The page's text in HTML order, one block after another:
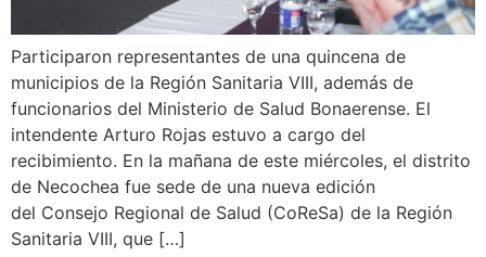
Participaron representantes de una quincena de
municipios de la Región Sanitaria VIII, además de
funcionarios del Ministerio de Salud Bonaerense. El
intendente Arturo Rojas estuvo a cargo del
recibimiento. En la mañana de este miércoles, el distrito
de Necochea fue sede de una nueva edición
del Consejo Regional de Salud (CoReSa) de la Región
Sanitaria VIII, que […]